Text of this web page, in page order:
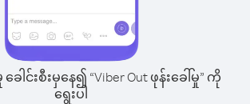
ေါင်းစီးမှနေ၍ “Viber Out ဖုန်းခေါ်မှု” ကို
ရွေးပါ